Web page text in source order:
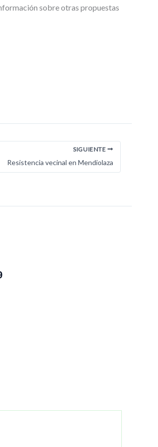
sobre otras propuestas
SIGUIENTE
Resistencia vecinal en Mendiolaza